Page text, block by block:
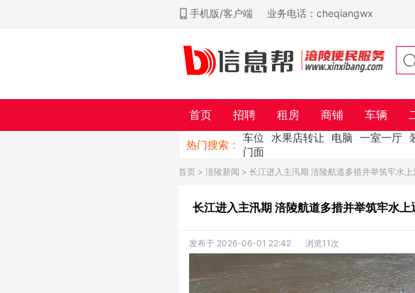
手机版/客户端 业务电话：cheqiangwx
首页 招聘 租房 商铺 车辆
热门搜索：
车位 水果店转让 电脑 一室一厅
门面
首页 > 涪陵新闻 > 长江进入主汛期 涪陵航道多措并举筑牢水
长江进入主汛期 涪陵航道多措并举筑牢水上
发布于 2026-06-01 22:42 浏览11次